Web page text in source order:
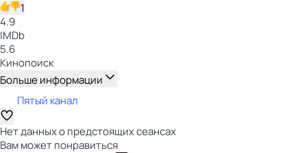
1
4.9
IMDb
5.6
Кинопоиск
Больше информации
Пятый канал
Нет данных о предстоящих сеансах
Вам может понравиться